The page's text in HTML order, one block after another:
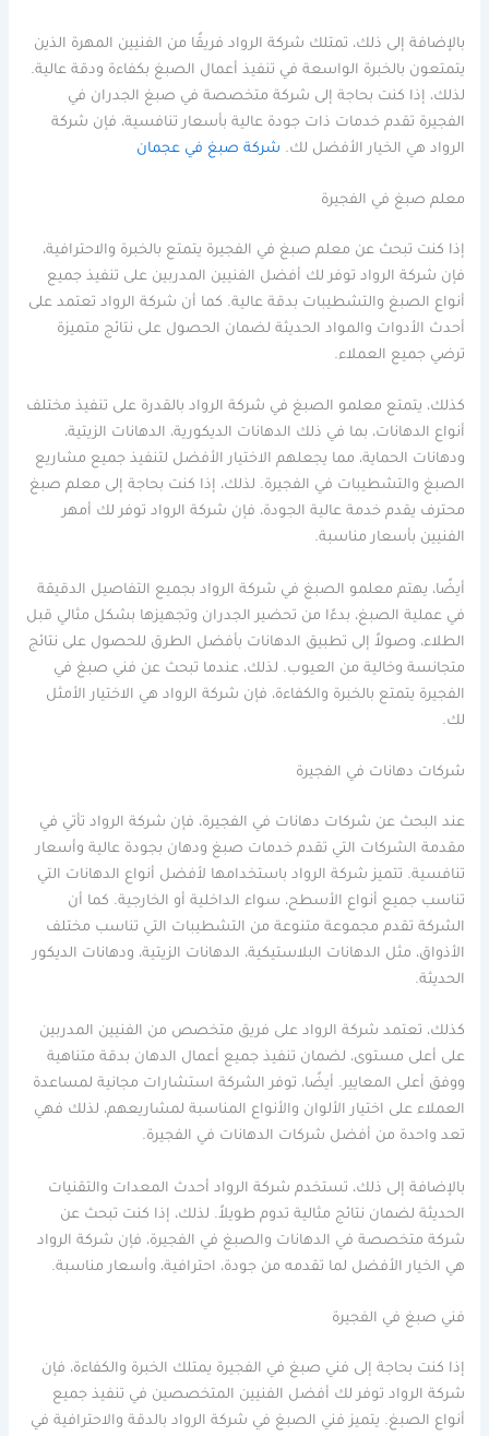
بالإضافة إلى ذلك، تمتلك شركة الرواد فريقًا من الفنيين المهرة الذين
يتمتعون بالخبرة الواسعة في تنفيذ أعمال الصبغ بكفاءة ودقة عالية.
لذلك، إذا كنت بحاجة إلى شركة متخصصة في صبغ الجدران في
الفجيرة تقدم خدمات ذات جودة عالية بأسعار تنافسية، فإن شركة
الرواد هي الخيار الأفضل لك. شركة صبغ في عجمان
معلم صبغ في الفجيرة
إذا كنت تبحث عن معلم صبغ في الفجيرة يتمتع بالخبرة والاحترافية،
فإن شركة الرواد توفر لك أفضل الفنيين المدربين على تنفيذ جميع
أنواع الصبغ والتشطيبات بدقة عالية. كما أن شركة الرواد تعتمد على
أحدث الأدوات والمواد الحديثة لضمان الحصول على نتائج متميزة
ترضي جميع العملاء.
كذلك، يتمتع معلمو الصبغ في شركة الرواد بالقدرة على تنفيذ مختلف
أنواع الدهانات، بما في ذلك الدهانات الديكورية، الدهانات الزيتية،
ودهانات الحماية، مما يجعلهم الاختيار الأفضل لتنفيذ جميع مشاريع
الصبغ والتشطيبات في الفجيرة. لذلك، إذا كنت بحاجة إلى معلم صبغ
محترف يقدم خدمة عالية الجودة، فإن شركة الرواد توفر لك أمهر
الفنيين بأسعار مناسبة.
أيضًا، يهتم معلمو الصبغ في شركة الرواد بجميع التفاصيل الدقيقة
في عملية الصبغ، بدءًا من تحضير الجدران وتجهيزها بشكل مثالي قبل
الطلاء، وصولاً إلى تطبيق الدهانات بأفضل الطرق للحصول على نتائج
متجانسة وخالية من العيوب. لذلك، عندما تبحث عن فني صبغ في
الفجيرة يتمتع بالخبرة والكفاءة، فإن شركة الرواد هي الاختيار الأمثل
لك.
شركات دهانات في الفجيرة
عند البحث عن شركات دهانات في الفجيرة، فإن شركة الرواد تأتي في
مقدمة الشركات التي تقدم خدمات صبغ ودهان بجودة عالية وأسعار
تنافسية. تتميز شركة الرواد باستخدامها لأفضل أنواع الدهانات التي
تناسب جميع أنواع الأسطح، سواء الداخلية أو الخارجية. كما أن
الشركة تقدم مجموعة متنوعة من التشطيبات التي تناسب مختلف
الأذواق، مثل الدهانات البلاستيكية، الدهانات الزيتية، ودهانات الديكور
الحديثة.
كذلك، تعتمد شركة الرواد على فريق متخصص من الفنيين المدربين
على أعلى مستوى، لضمان تنفيذ جميع أعمال الدهان بدقة متناهية
ووفق أعلى المعايير. أيضًا، توفر الشركة استشارات مجانية لمساعدة
العملاء على اختيار الألوان والأنواع المناسبة لمشاريعهم، لذلك فهي
تعد واحدة من أفضل شركات الدهانات في الفجيرة.
بالإضافة إلى ذلك، تستخدم شركة الرواد أحدث المعدات والتقنيات
الحديثة لضمان نتائج مثالية تدوم طويلاً. لذلك، إذا كنت تبحث عن
شركة متخصصة في الدهانات والصبغ في الفجيرة، فإن شركة الرواد
هي الخيار الأفضل لما تقدمه من جودة، احترافية، وأسعار مناسبة.
فني صبغ في الفجيرة
إذا كنت بحاجة إلى فني صبغ في الفجيرة يمتلك الخبرة والكفاءة، فإن
شركة الرواد توفر لك أفضل الفنيين المتخصصين في تنفيذ جميع
أنواع الصبغ. يتميز فني الصبغ في شركة الرواد بالدقة والاحترافية في